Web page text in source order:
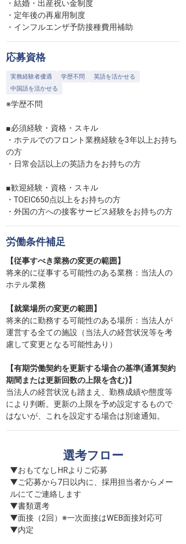
・結婚・出産祝い金制度
・定年後の再雇用制度
・インフルエンザ予防接種費用補助
応募資格
実務経験者優遇 学歴不問
英語を活かせる
中国語を活かせる
※学歴不問
■必須経験・資格・スキル
・ホテルでのフロント業務経験を3年以上お持ち
の方
・日常会話以上の英語力をお持ちの方
■歓迎経験・資格・スキル
・TOEIC650点以上をお持ちの方
・外国の方への接客サービス経験をお持ちの方
労働条件補足
【従事すべき業務の変更の範囲】
将来的に従事する可能性のある業務：当法人の
ホテル業務
【就業場所の変更の範囲】
将来的に勤務する可能性のある場所：当法人が
運営する全ての施設（当法人の経営状況等を考
慮して変更となる可能性あり）
【有期労働契約を更新する場合の基準(通算契約
期間または更新回数の上限を含む)】
当法人の経営状況も踏まえ、勤務成績や態度等
により判断。更新の上限を予め設定するもので
はないが、これを設定する場合は別途通知。
選考フロー
▼おもてなしHRよりご応募
▼ご応募から7日以内に、採用担当者からメー
ルにてご連絡します
▼書類選考
▼面接（2回）※一次面接はWEB面接対応可
▼内定